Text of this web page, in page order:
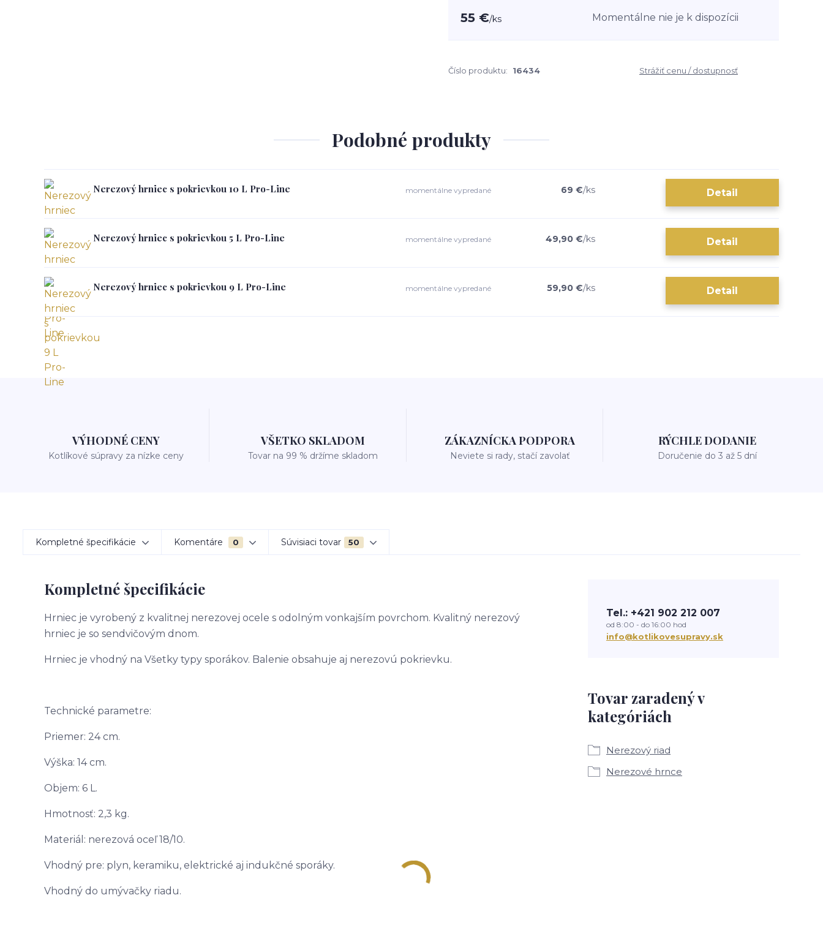
55 €/ks Momentálne nie je k dispozícii
Číslo produktu: 16434 Strážiť cenu / dostupnosť
Podobné produkty
Nerezový hrniec s pokrievkou 10 L Pro-Line 69 €/ks
momentálne vypredané Detail
Nerezový hrniec s pokrievkou 5 L Pro-Line 49,90 €/ks
momentálne vypredané Detail
Nerezový hrniec s pokrievkou 9 L Pro-Line 59,90 €/ks
momentálne vypredané Detail
VÝHODNÉ CENY
Kotlíkové súpravy za nízke ceny
VŠETKO SKLADOM
Tovar na 99 % držíme skladom
ZÁKAZNÍCKA PODPORA
Neviete si rady, stačí zavolať
RÝCHLE DODANIE
Doručenie do 3 až 5 dní
Kompletné špecifikácie Komentáre 0 Súvisiaci tovar 50
Kompletné špecifikácie
Hrniec je vyrobený z kvalitnej nerezovej ocele s odolným vonkajším povrchom. Kvalitný nerezový
hrniec je so sendvičovým dnom.
Hrniec je vhodný na Všetky typy sporákov. Balenie obsahuje aj nerezovú pokrievku.
Technické parametre:
Priemer: 24 cm.
Výška: 14 cm.
Objem: 6 L.
Hmotnosť: 2,3 kg.
Materiál: nerezová oceľ 18/10.
Vhodný pre: plyn, keramiku, elektrické aj indukčné sporáky.
Vhodný do umývačky riadu.
Tovar zaradený v
kategóriách
Nerezový riad
Nerezové hrnce
Tel.: +421 902 212 007
od 8:00 - do 16:00 hod
info@kotlikovesupravy.sk